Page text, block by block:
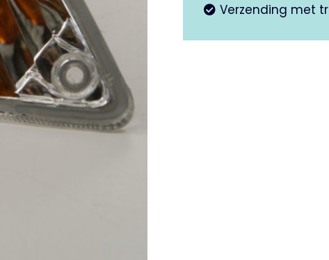
Verzending met